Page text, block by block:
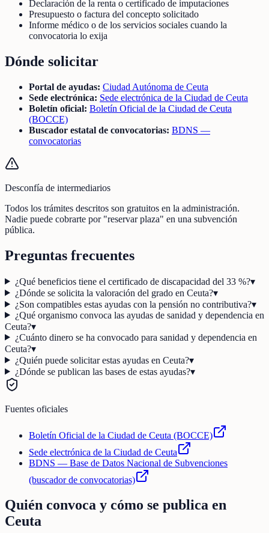
Declaración de la renta o certificado de imputaciones
Presupuesto o factura del concepto solicitado
Informe médico o de los servicios sociales cuando la
convocatoria lo exija
Dónde solicitar
Portal de ayudas: Ciudad Autónoma de Ceuta
Sede electrónica: Sede electrónica de la Ciudad de Ceuta
Boletín oficial: Boletín Oficial de la Ciudad de Ceuta
(BOCCE)
Buscador estatal de convocatorias: BDNS —
convocatorias
Desconfía de intermediarios
Todos los trámites descritos son gratuitos en la administración.
Nadie puede cobrarte por "reservar plaza" en una subvención
pública.
Preguntas frecuentes
¿Qué beneficios tiene el certificado de discapacidad del 33 %?▾
¿Dónde se solicita la valoración del grado en Ceuta?▾
¿Son compatibles estas ayudas con la pensión no contributiva?▾
¿Qué organismo convoca las ayudas de sanidad y dependencia en
Ceuta?▾
¿Cuánto dinero se ha convocado para sanidad y dependencia en
Ceuta?▾
¿Quién puede solicitar estas ayudas en Ceuta?▾
¿Dónde se publican las bases de estas ayudas?▾
Fuentes oficiales
Boletín Oficial de la Ciudad de Ceuta (BOCCE)
Sede electrónica de la Ciudad de Ceuta
BDNS — Base de Datos Nacional de Subvenciones
(buscador de convocatorias)
Quién convoca y cómo se publica en
Ceuta